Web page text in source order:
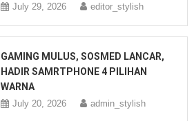
July 29, 2026 editor_stylish
GAMING MULUS, SOSMED LANCAR,
HADIR SAMRTPHONE 4 PILIHAN
WARNA
July 20, 2026 admin_stylish